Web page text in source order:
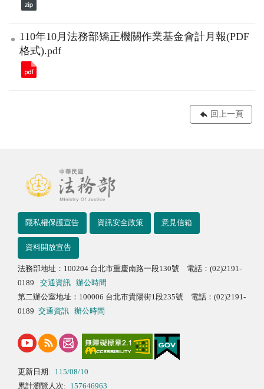
110年10月法務部矯正機關作業基金會計月報(PDF
格式).pdf
回上一頁
隱私權保護宣告 資訊安全政策 意見信箱
資料開放宣告
法務部地址：100204 台北市重慶南路一段130號 電話：(02)2191-
0189
交通資訊
辦公時間
第二辦公室地址：100006 台北市貴陽街1段235號 電話：(02)2191-
0189 交通資訊 辦公時間
更新日期: 115/08/10
累計瀏覽人次: 157646963